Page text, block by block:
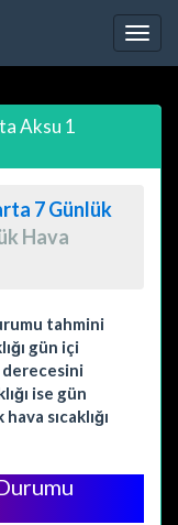
Aksu 1
7 Günlük
Hava
tahmini
gün içi
derecesini
ise gün
sıcaklığı